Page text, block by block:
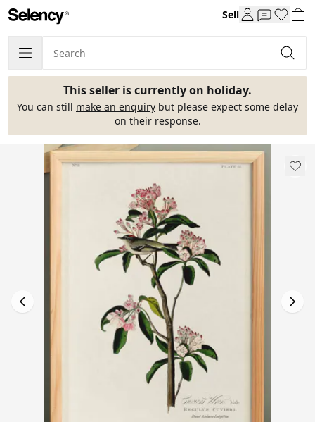
Sell
This seller is currently on holiday.
You can still make an enquiry but please expect some delay
on their response.